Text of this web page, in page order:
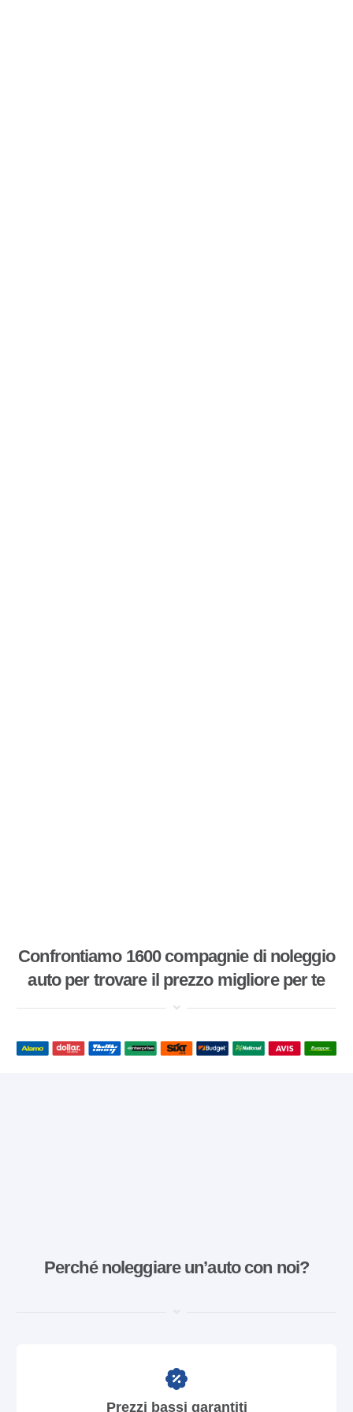
Confrontiamo 1600 compagnie di noleggio
auto per trovare il prezzo migliore per te
Perché noleggiare un’auto con noi?
Prezzi bassi garantiti